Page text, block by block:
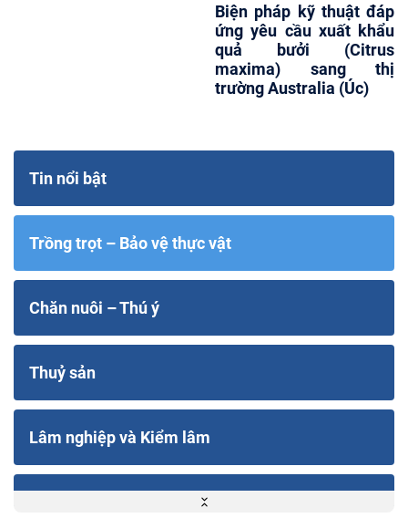
Tin nổi bật
Trồng trọt – Bảo vệ thực vật
Chăn nuôi – Thú ý
Thuỷ sản
Lâm nghiệp và Kiểm lâm
Biện pháp kỹ thuật đáp
ứng yêu cầu xuất khẩu
quả bưởi (Citrus
maxima) sang thị
trường Australia (Úc)